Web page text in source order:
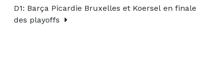
D1: Barça Picardie Bruxelles et Koersel en finale
des playoffs